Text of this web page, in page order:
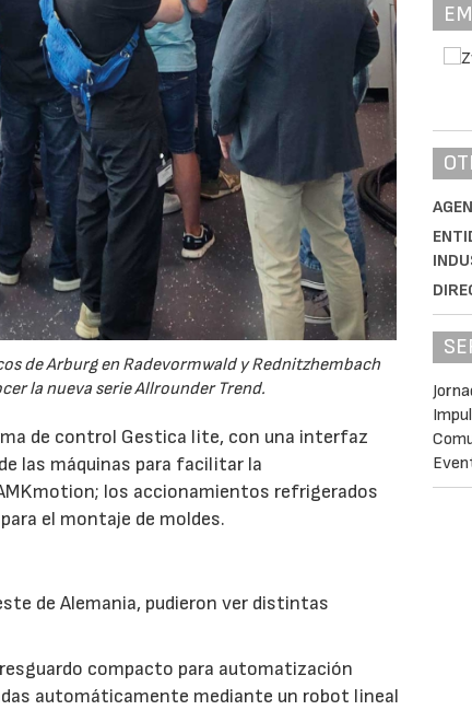
de Arburg en Radevormwald y Rednitzhembach
la nueva serie Allrounder Trend.
de control Gestica lite, con una interfaz
las máquinas para facilitar la
los accionamientos refrigerados
el montaje de moldes.
de Alemania, pudieron ver distintas
compacto para automatización
automáticamente mediante un robot lineal